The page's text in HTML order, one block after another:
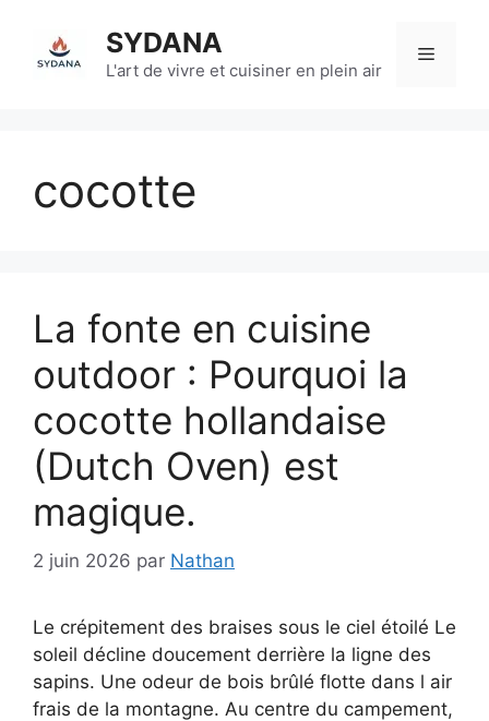
contenu
SYDANA
L'art de vivre et cuisiner en plein air
Menu
cocotte
La fonte en cuisine
outdoor : Pourquoi la
cocotte hollandaise
(Dutch Oven) est
magique.
2 juin 2026 par Nathan
Le crépitement des braises sous le ciel étoilé Le
soleil décline doucement derrière la ligne des
sapins. Une odeur de bois brûlé flotte dans l air
frais de la montagne. Au centre du campement,